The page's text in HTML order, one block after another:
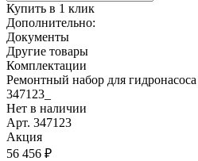
Купить в 1 клик
Дополнительно:
Документы
Другие товары
Комплектации
Ремонтный набор для
347123_
Нет в наличии
Арт. 347123
Акция
56 456 ₽